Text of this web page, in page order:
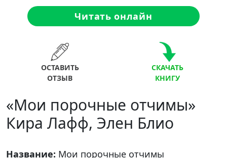
Читать онлайн
ОСТАВИТЬ
ОТЗЫВ
СКАЧАТЬ
КНИГУ
«Мои порочные отчимы»
Кира Лафф, Элен Блио
Название: Мои порочные отчимы